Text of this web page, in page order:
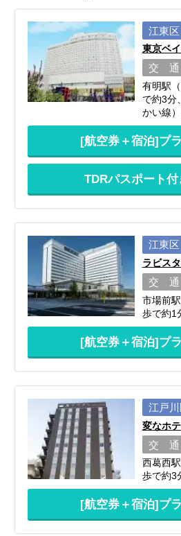
江東区
東京ベ
交 通
有明駅
で約3分
かい線
[航空券＋宿泊]プ
TDRパスポート
江東区
ラビス
交 通
市場前
歩で約1
[航空券＋宿泊]プ
江戸
変なホ
交 通
西葛西
歩で約3
[航空券＋宿泊]プ